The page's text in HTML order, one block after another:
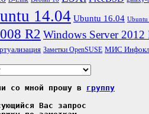
14.04 Ubuntu 16.04 Ubuntu
R2 Windows Server 2012
Заметки OpenSUSE МИС
со мной прошу в группу